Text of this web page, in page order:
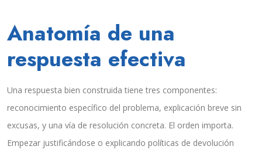
Anatomía de una
respuesta efectiva
Una respuesta bien construida tiene tres componentes:
reconocimiento específico del problema, explicación breve sin
excusas, y una vía de resolución concreta. El orden importa.
Empezar justificándose o explicando políticas de devolución